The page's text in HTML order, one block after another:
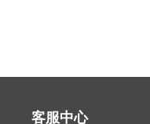
客服中心